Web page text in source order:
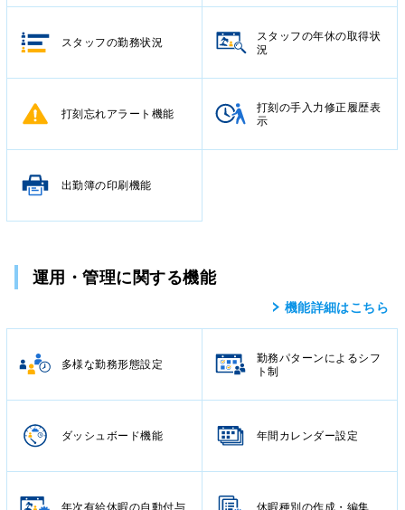
スタッフの勤務状況
スタッフの年休の取得状
況
打刻忘れアラート機能
打刻の手入力修正履歴表
示
出勤簿の印刷機能
運用・管理に関する機能
機能詳細はこちら
多様な勤務形態設定
勤務パターンによるシフ
ト制
ダッシュボード機能 年間カレンダー設定
年次有給休暇の自動付与 休暇種別の作成・編集